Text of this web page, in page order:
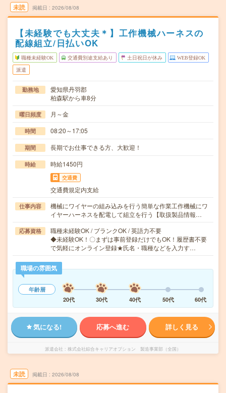
未読 掲載日 2026/08/08
【未経験でも大丈夫＊】工作機械ハーネスの
配線組立/日払いOK
職種未経験OK 交通費別途支給あり 土日祝日が休み WEB登録OK
派遣
勤務地
愛知県丹羽郡
柏森駅から車8分
曜日頻度 月～金
時間 08:20～17:05
期間 長期でお仕事できる方、大歓迎！
時給 時給1450円
交通費
交通費規定内支給
仕事内容
機械にワイヤーの組み込みを行う簡単な作業工作機械にワ
イヤーハーネスを配電して組立を行う【取扱製品情報…
応募資格
職種未経験OK / ブランクOK / 英語力不要
◆未経験OK！〇まずは事前登録だけでもOK！履歴書不要
で気軽にオンライン登録★氏名・職種などを入力す…
職場の雰囲気
年齢層
20代
30代 40代 50代 60代
気になる! 応募へ進む 詳しく見る
派遣会社 株式会社綜合キャリアオプション 製造事業部（全国）
未読 掲載日 2026/08/08